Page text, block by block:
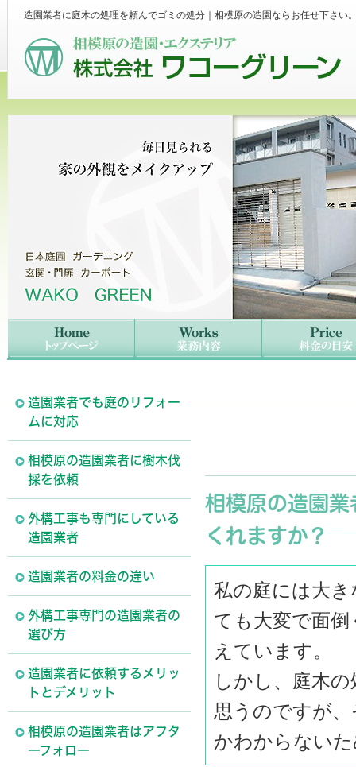
造園業者に庭木の処理を頼んでゴミの処分｜相模原の造園ならお任せ下さい
造園業者でも庭のリフォー
ムに対応
相模原の造園業者に樹木伐
採を依頼
外構工事も専門にしている
造園業者
造園業者の料金の違い
外構工事専門の造園業者の
選び方
造園業者に依頼するメリッ
トとデメリット
相模原の造園業者はアフタ
ーフォロー
相模原の造園
くれますか？
私の庭には大
ても大変で面
えています。
しかし、庭木
思うのですが
かわからない